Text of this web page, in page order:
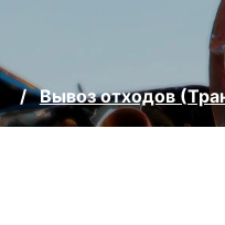
Вывоз отходов